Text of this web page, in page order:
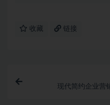
收藏 链接
现代简约企业营